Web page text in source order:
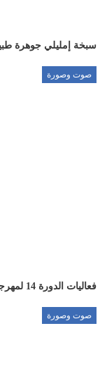
سبخة إمليلي جوهرة
صوت وصورة
فعاليات الدورة 14 لمهرجان الداخلة الدولي للفيلم
صوت وصورة